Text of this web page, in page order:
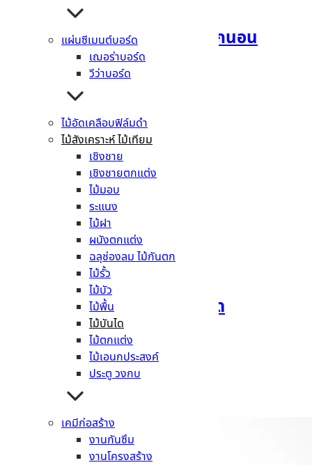
แผ่นซีเมนต์บอร์ด
เฌอร่าบอร์ด
วีว่าบอร์ด
ไม้อัดเคลือบฟิล์มดำ
ไม้สังเคราะห์ ไม้เทียม
เชิงชาย
เชิงชายตกแต่ง
ไม้มอบ
ระแนง
ไม้ฝา
ผนังตกแต่ง
ฉลุช่องลม ไม้กันตก
ไม้รั้ว
ไม้บัว
ไม้พื้น
ไม้บันได
ไม้ตกแต่ง
ไม้เอนกประสงค์
ประตู วงกบ
เคมีก่อสร้าง
งานกันซึม
งานโครงสร้าง
ไม้ตกแต่งบันได คอนวูด ลูกนอน
ไม้ตกแต่งราวบันได คอนวูด